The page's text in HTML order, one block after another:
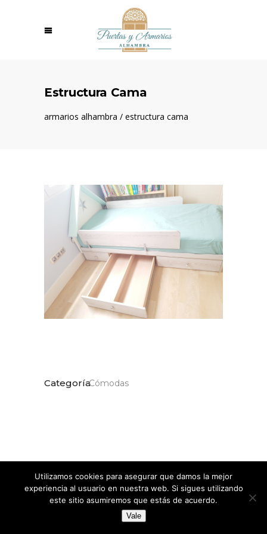
Estructura Cama
armarios alhambra / estructura cama
CategoríaCómodas
Share:
Utilizamos cookies para asegurar que damos la mejor
experiencia al usuario en nuestra web. Si sigues utilizando
este sitio asumiremos que estás de acuerdo.
Vale